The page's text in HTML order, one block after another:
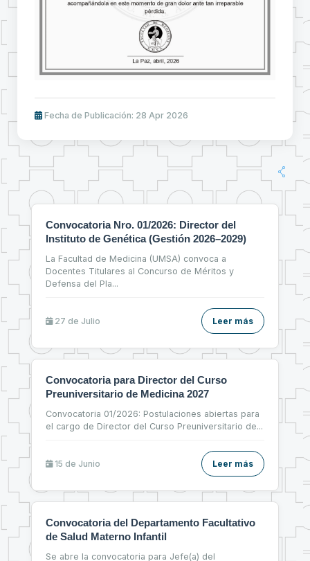
Fecha de Publicación: 28 Apr 2026
Convocatoria Nro. 01/2026: Director del
Instituto de Genética (Gestión 2026–2029)
La Facultad de Medicina (UMSA) convoca a
Docentes Titulares al Concurso de Méritos y
Defensa del Pla...
27 de Julio Leer más
Convocatoria para Director del Curso
Preuniversitario de Medicina 2027
Convocatoria 01/2026: Postulaciones abiertas para
el cargo de Director del Curso Preuniversitario de...
15 de Junio Leer más
Convocatoria del Departamento Facultativo
de Salud Materno Infantil
Se abre la convocatoria para Jefe(a) del